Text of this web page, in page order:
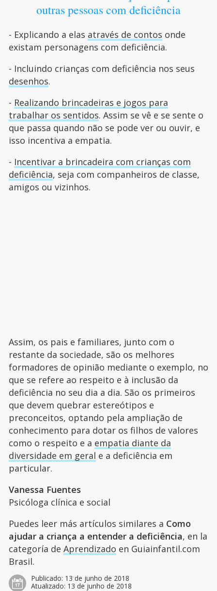
outras pessoas com deficiência
- Explicando a elas através de contos onde
existam personagens com deficiência.
- Incluindo crianças com deficiência nos seus
desenhos.
- Realizando brincadeiras e jogos para
trabalhar os sentidos. Assim se vê e se sente o
que passa quando não se pode ver ou ouvir, e
isso incentiva a empatia.
- Incentivar a brincadeira com crianças com
deficiência, seja com companheiros de classe,
amigos ou vizinhos.
Assim, os pais e familiares, junto com o
restante da sociedade, são os melhores
formadores de opinião mediante o exemplo, no
que se refere ao respeito e à inclusão da
deficiência no seu dia a dia. São os primeiros
que devem quebrar estereótipos e
preconceitos, optando pela ampliação de
conhecimento para dotar os filhos de valores
como o respeito e a empatia diante da
diversidade em geral e a deficiência em
particular.
Vanessa Fuentes
Psicóloga clínica e social
Puedes leer más artículos similares a Como
ajudar a criança a entender a deficiência, en la
categoría de Aprendizado en Guiainfantil.com
Brasil.
Publicado: 13 de junho de 2018
Atualizado: 13 de junho de 2018